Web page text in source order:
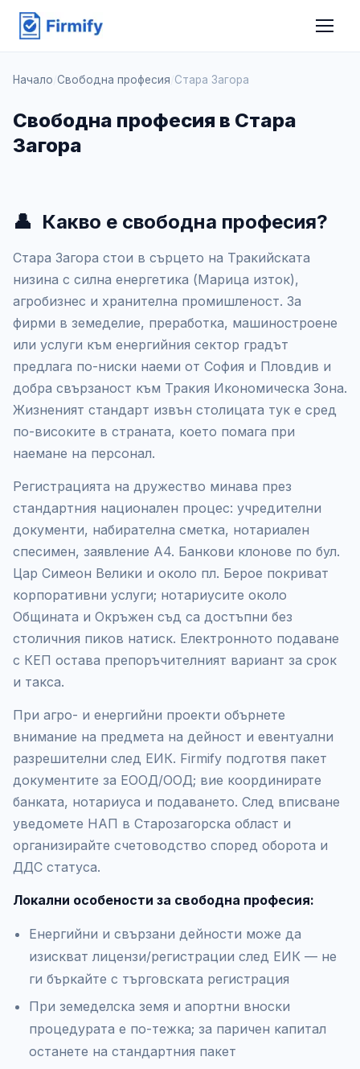
Начало Свободна професия Стара Загора
Свободна професия в Стара
Загора
👤 Какво е свободна професия?
Стара Загора стои в сърцето на Тракийската
низина с силна енергетика (Марица изток),
агробизнес и хранителна промишленост. За
фирми в земеделие, преработка, машиностроене
или услуги към енергийния сектор градът
предлага по-ниски наеми от София и Пловдив и
добра свързаност към Тракия Икономическа Зона.
Жизненият стандарт извън столицата тук е сред
по-високите в страната, което помага при
наемане на персонал.
Регистрацията на дружество минава през
стандартния национален процес: учредителни
документи, набирателна сметка, нотариален
спесимен, заявление А4. Банкови клонове по бул.
Цар Симеон Велики и около пл. Берое покриват
корпоративни услуги; нотариусите около
Общината и Окръжен съд са достъпни без
столичния пиков натиск. Електронното подаване
с КЕП остава препоръчителният вариант за срок
и такса.
При агро- и енергийни проекти обърнете
внимание на предмета на дейност и евентуални
разрешителни след ЕИК. Firmify подготвя пакет
документите за ЕООД/ООД; вие координирате
банката, нотариуса и подаването. След вписване
уведомете НАП в Старозагорска област и
организирайте счетоводство според оборота и
ДДС статуса.
Локални особености за свободна професия:
Енергийни и свързани дейности може да
изискват лицензи/регистрации след ЕИК — не
ги бъркайте с търговската регистрация
При земеделска земя и апортни вноски
процедурата е по-тежка; за паричен капитал
останете на стандартния пакет